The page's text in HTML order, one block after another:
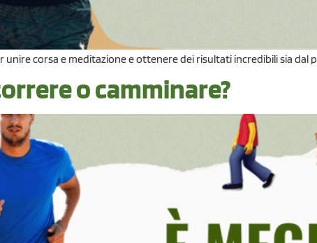
unire corsa e meditazione e ottenere dei risultati incredibili sia
o camminare?